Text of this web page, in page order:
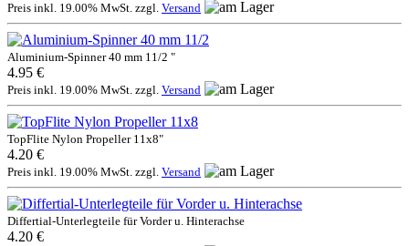
Preis inkl. 19.00% MwSt. zzgl. Versand
Aluminium-Spinner 40 mm 11/2 "
4.95 €
Preis inkl. 19.00% MwSt. zzgl. Versand
TopFlite Nylon Propeller 11x8"
4.20 €
Preis inkl. 19.00% MwSt. zzgl. Versand
Differtial-Unterlegteile für Vorder u. Hinterachse
4.20 €